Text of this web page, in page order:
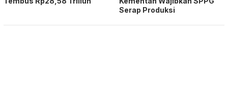
Serap Produksi